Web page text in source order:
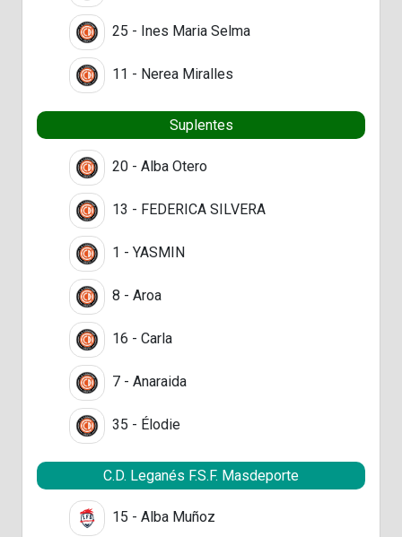
25 - Ines Maria Selma
11 - Nerea Miralles
Suplentes
20 - Alba Otero
13 - FEDERICA SILVERA
1 - YASMIN
8 - Aroa
16 - Carla
7 - Anaraida
35 - Élodie
C.D. Leganés F.S.F. Masdeporte
15 - Alba Muñoz